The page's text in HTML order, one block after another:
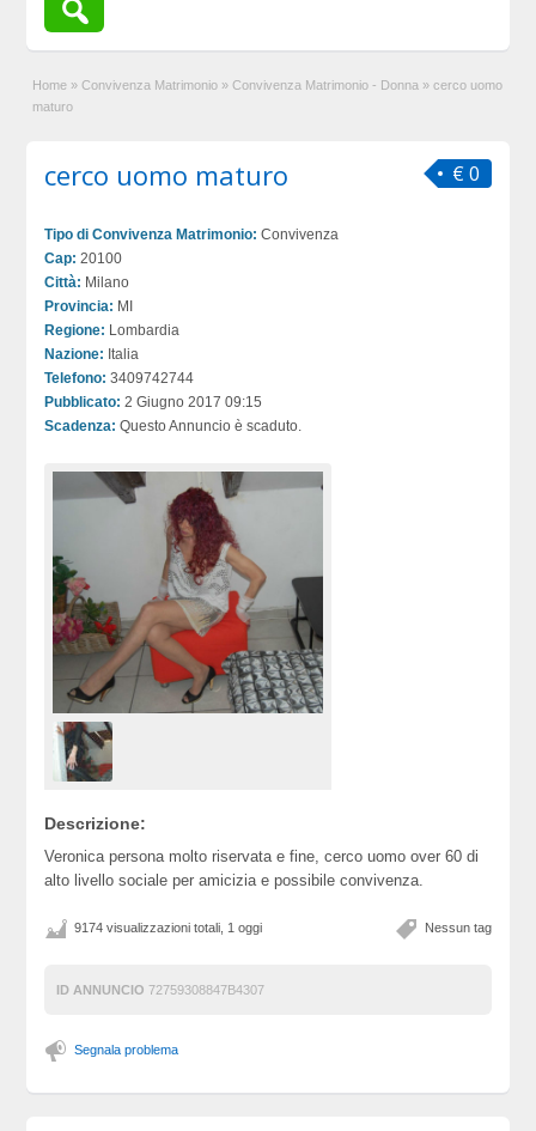
Home » Convivenza Matrimonio » Convivenza Matrimonio - Donna » cerco uomo
maturo
€ 0
cerco uomo maturo
Tipo di Convivenza Matrimonio: Convivenza
Cap: 20100
Città: Milano
Provincia: MI
Regione: Lombardia
Nazione: Italia
Telefono: 3409742744
Pubblicato: 2 Giugno 2017 09:15
Scadenza: Questo Annuncio è scaduto.
Descrizione:
Veronica persona molto riservata e fine, cerco uomo over 60 di
alto livello sociale per amicizia e possibile convivenza.
Nessun tag
9174 visualizzazioni totali, 1 oggi
ID ANNUNCIO 72759308847B4307
Segnala problema